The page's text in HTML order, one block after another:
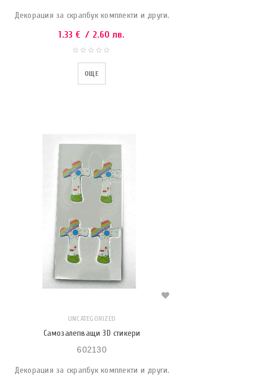
Декорация за скрапбук комплекти и други.
1.33 € / 2.60 лв.
ОЩЕ
UNCATEGORIZED
Самозалепващи 3D стикери
602130
Декорация за скрапбук комплекти и други.